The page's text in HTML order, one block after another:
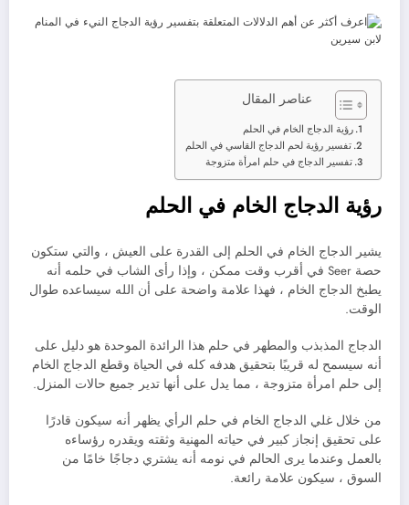
عناصر المقال
رؤية الدجاج الخام في الحلم
تفسير رؤية لحم الدجاج القاسي في الحلم
تفسير الدجاج في حلم امرأة متزوجة
رؤية الدجاج الخام في الحلم
يشير الدجاج الخام في الحلم إلى القدرة على العيش ، والتي ستكون
حصة Seer في أقرب وقت ممكن ، وإذا رأى الشاب في حلمه أنه
يطبخ الدجاج الخام ، فهذا علامة واضحة على أن الله سيساعده طوال
الوقت.
الدجاج المذبذب والمطهر في حلم هذا الرائدة الموحدة هو دليل على
أنه سيسمح له قريبًا بتحقيق هدفه كله في الحياة وقطع الدجاج الخام
إلى حلم امرأة متزوجة ، مما يدل على أنها تدير جميع حالات المنزل.
من خلال غلي الدجاج الخام في حلم الرأي يظهر أنه سيكون قادرًا
على تحقيق إنجاز كبير في حياته المهنية وثقته ويقدره رؤساءه
بالعمل وعندما يرى الحالم في نومه أنه يشتري دجاجًا خامًا من
السوق ، سيكون علامة رائعة.